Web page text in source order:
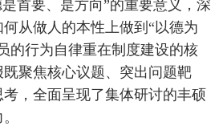
首要、是方向”的重要意义，深
从做人的本性上做到“以德为
的行为自律重在制度建设的核
聚焦核心议题、突出问题靶
，全面呈现了集体研讨的丰硕